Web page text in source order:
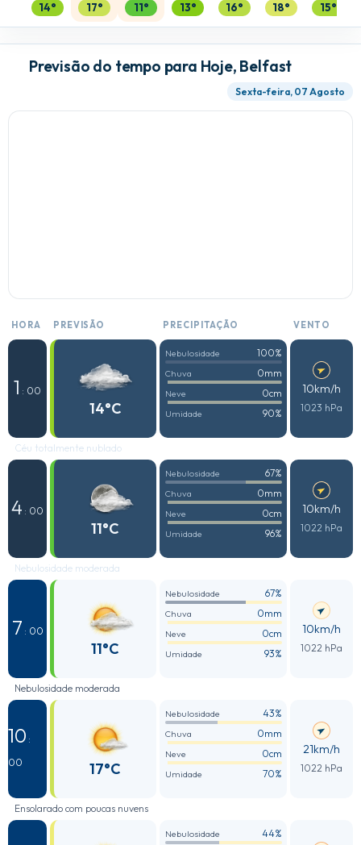
14°
17°
11°
13°
16°
18°
15°
Previsão do tempo para Hoje, Belfast
Sexta-feira, 07 Agosto
HORA PREVISÃO PRECIPITAÇÃO VENTO
1 : 00
14°C
Nebulosidade 100%
Chuva 0mm
Neve 0cm
Umidade 90%
10km/h
1023 hPa
Céu totalmente nublado
4 : 00
11°C
Nebulosidade 67%
Chuva 0mm
Neve 0cm
Umidade 96%
10km/h
1022 hPa
Nebulosidade moderada
7 : 00
11°C
Nebulosidade 67%
Chuva 0mm
Neve 0cm
Umidade 93%
10km/h
1022 hPa
Nebulosidade moderada
10 :
00
17°C
Nebulosidade 43%
Chuva 0mm
Neve 0cm
Umidade 70%
21km/h
1022 hPa
Ensolarado com poucas nuvens
Nebulosidade 44%